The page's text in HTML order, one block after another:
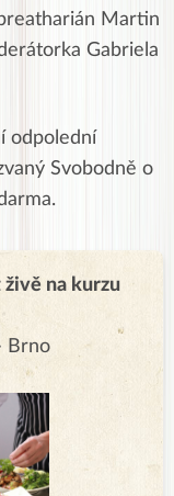
Martin
Gabriela
odpolední
Svobodně o
na kurzu
Brno